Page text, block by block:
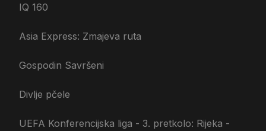
IQ 160
Asia Express: Zmajeva ruta
Gospodin Savršeni
Divlje pčele
UEFA Konferencijska liga - 3. pretkolo: Rijeka -